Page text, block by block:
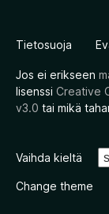
Tietosuoja
Jos ei erikseen
lisenssi Creative
v3.0 tai mikä
Vaihda kieltä
Change theme